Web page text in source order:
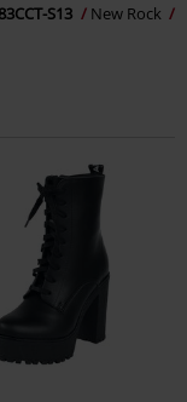
S13
New Rock